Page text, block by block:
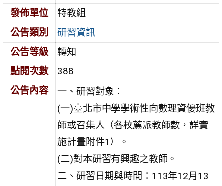
發佈單位
特教組
公告類別
研習資訊
公告等級
轉知
點閱次數
388
公告內容
一、研習對象：
(一)臺北市中學學術性向數理資優班教
師或召集人（各校薦派教師數，詳實
施計畫附件1）。
(二)對本研習有興趣之教師。
二、研習日期與時間：113年12月13